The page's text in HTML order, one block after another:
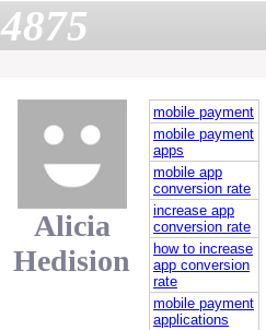
4875
Alicia
Hedision
mobile payment
mobile payment
apps
mobile app
conversion rate
increase app
conversion rate
how to increase
app conversion
rate
mobile payment
applications